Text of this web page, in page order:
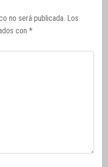
no será publicada. Los
con *